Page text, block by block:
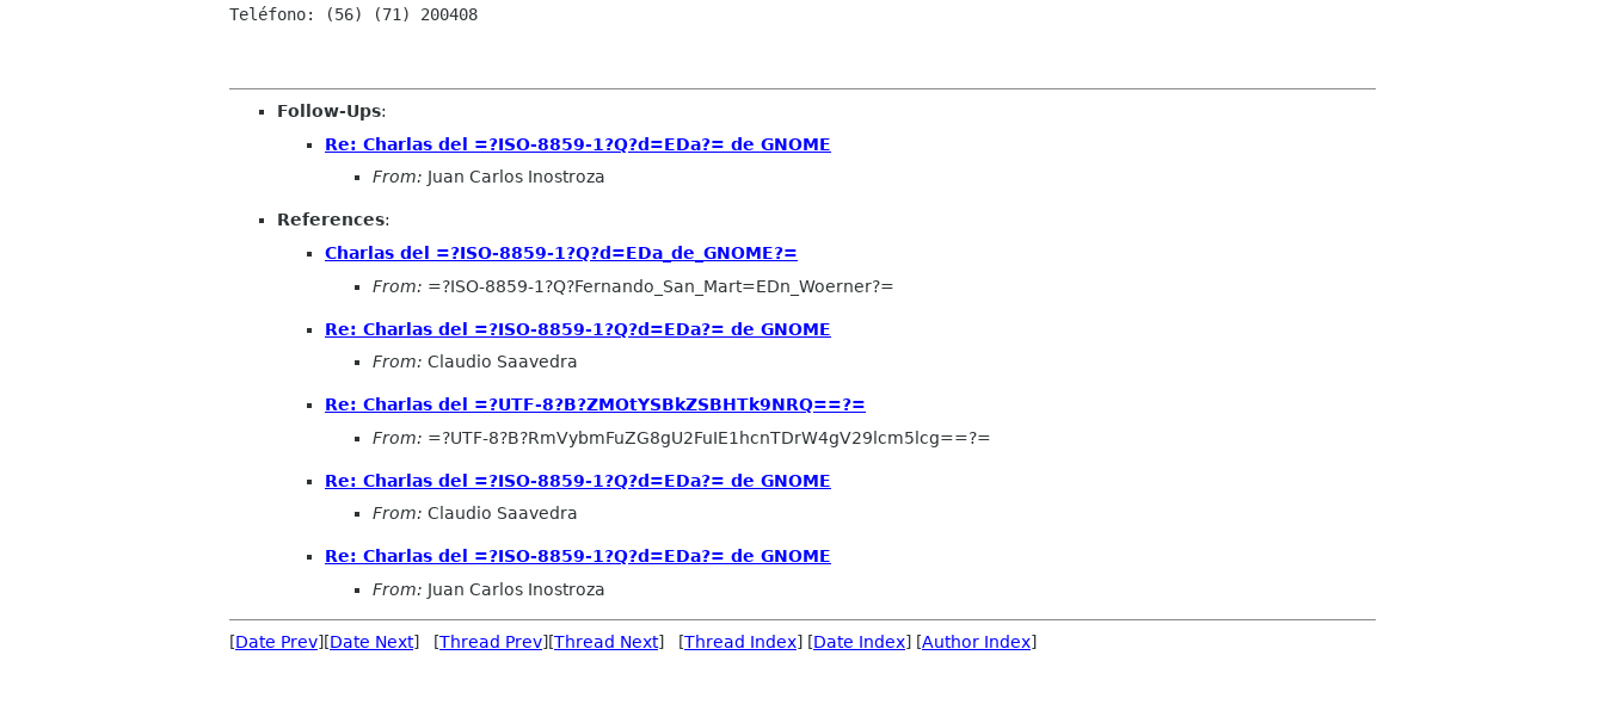
Teléfono: (56) (71) 200408
Follow-Ups:
Re: Charlas del =?ISO-8859-1?Q?d=EDa?= de GNOME
From: Juan Carlos Inostroza
References:
Charlas del =?ISO-8859-1?Q?d=EDa_de_GNOME?=
From: =?ISO-8859-1?Q?Fernando_San_Mart=EDn_Woerner?=
Re: Charlas del =?ISO-8859-1?Q?d=EDa?= de GNOME
From: Claudio Saavedra
Re: Charlas del =?UTF-8?B?ZMOtYSBkZSBHTk9NRQ==?=
From: =?UTF-8?B?RmVybmFuZG8gU2FuIE1hcnTDrW4gV29lcm5lcg==?=
Re: Charlas del =?ISO-8859-1?Q?d=EDa?= de GNOME
From: Claudio Saavedra
Re: Charlas del =?ISO-8859-1?Q?d=EDa?= de GNOME
From: Juan Carlos Inostroza
[Date Prev][Date Next] [Thread Prev][Thread Next] [Thread Index] [Date Index] [Author Index]